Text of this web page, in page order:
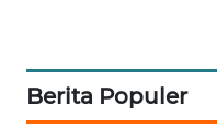
Berita Populer
NEWS
SITUNGIR